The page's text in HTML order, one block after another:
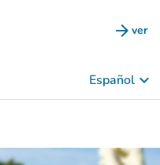
arrow_forward ver
Español keyboard_arrow_down